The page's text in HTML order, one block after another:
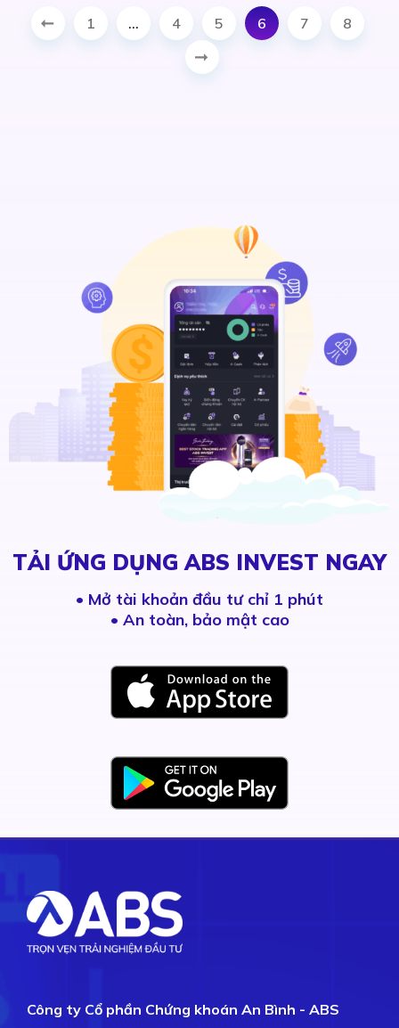
1 … 4 5 6 7 8
TẢI ỨNG DỤNG ABS INVEST NGAY
• Mở tài khoản đầu tư chỉ 1 phút
• An toàn, bảo mật cao
Công ty Cổ phần Chứng khoán An Bình - ABS